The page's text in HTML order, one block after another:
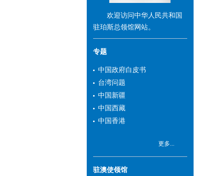
欢迎访问中华人民共和国
驻珀斯总领馆网站。
专题
中国政府白皮书
台湾问题
中国新疆
中国西藏
中国香港
更多...
驻澳使领馆